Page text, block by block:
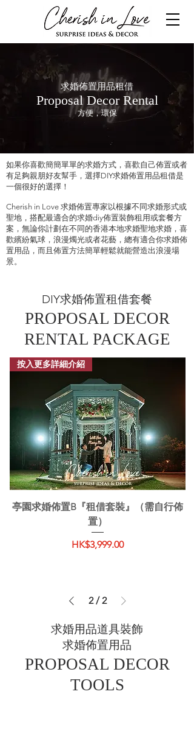
求婚佈置用品租借
Proposal Decor Rental
方便，環保
如果你喜歡簡簡單單的求婚方式，喜歡自己佈置或者
有足夠親朋好友幫手，選擇DIY求婚佈置用品租借是
一個很好的選擇！
Cherish in Love 求婚佈置專家以根據不同求婚形式或
聖地，搭配最適合的求婚diy佈置裝飾租用或套餐方
案，無論你計劃在不同的香港本地求婚聖地求婚，喜
歡繽紛氣球，浪漫燭光或者花藝，總有適合你求婚佈
置用品，而且佈置方法簡單輕鬆就能營造出浪漫場
景。
DIY求婚佈置租借套餐
PROPOSAL DECOR
RENTAL PACKAGE
按入更多詳細介紹
亭園求婚佈置B『租借套裝』（需自行佈
置）
價格
HK$3,999.00
2 / 2
求婚用品道具裝飾
求婚佈置用品
PROPOSAL DECOR
TOOLS